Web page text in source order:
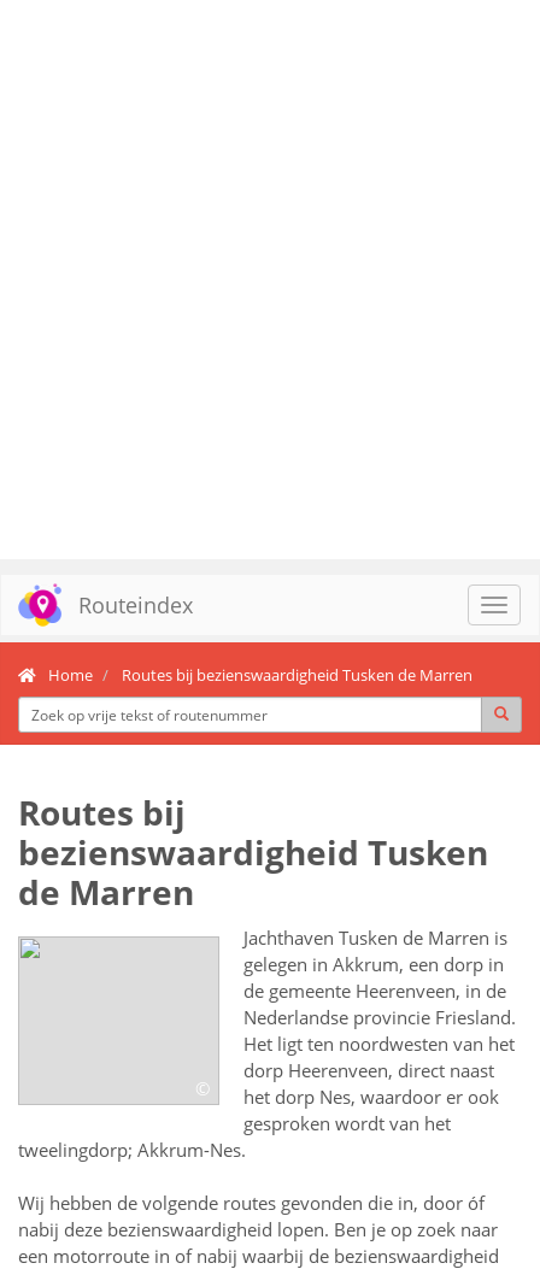
Routeindex
Home Routes bij bezienswaardigheid Tusken de Marren
Routes bij
bezienswaardigheid Tusken
de Marren
©
Jachthaven Tusken de Marren is
gelegen in Akkrum, een dorp in
de gemeente Heerenveen, in de
Nederlandse provincie Friesland.
Het ligt ten noordwesten van het
dorp Heerenveen, direct naast
het dorp Nes, waardoor er ook
gesproken wordt van het
tweelingdorp; Akkrum-Nes.
Wij hebben de volgende routes gevonden die in, door óf
nabij deze bezienswaardigheid lopen. Ben je op zoek naar
een motorroute in of nabij waarbij de bezienswaardigheid